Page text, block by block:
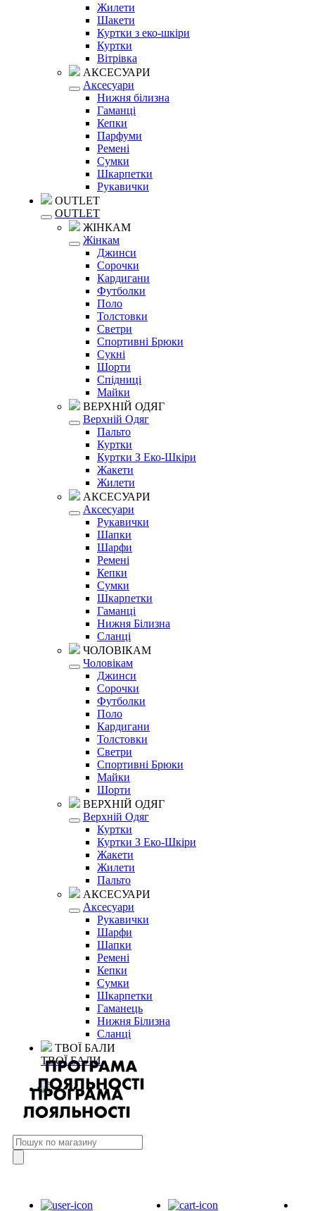
Жилети
Шакети
Куртки з еко-шкіри
Куртки
Вітрівка
АКСЕСУАРИ
Аксесуари
Нижня білизна
Гаманці
Кепки
Парфуми
Ремені
Сумки
Шкарпетки
Рукавички
OUTLET
OUTLET
ЖІНКАМ
Жінкам
Джинси
Сорочки
Кардигани
Футболки
Поло
Толстовки
Светри
Спортивні Брюки
Сукні
Шорти
Спідниці
Майки
ВЕРХНІЙ ОДЯГ
Верхній Одяг
Пальто
Куртки
Куртки З Еко-Шкіри
Жакети
Жилети
АКСЕСУАРИ
Аксесуари
Рукавички
Шапки
Шарфи
Ремені
Кепки
Сумки
Шкарпетки
Гаманці
Нижня Білизна
Сланці
ЧОЛОВІКАМ
Чоловікам
Джинси
Сорочки
Футболки
Поло
Кардигани
Толстовки
Светри
Спортивні Брюки
Майки
Шорти
ВЕРХНІЙ ОДЯГ
Верхній Одяг
Куртки
Куртки З Еко-Шкіри
Жакети
Жилети
Пальто
АКСЕСУАРИ
Аксесуари
Рукавички
Шарфи
Шапки
Ремені
Кепки
Сумки
Шкарпетки
Гаманець
Нижня Білизна
Сланці
ТВОЇ БАЛИ
ТВОЇ БАЛИ